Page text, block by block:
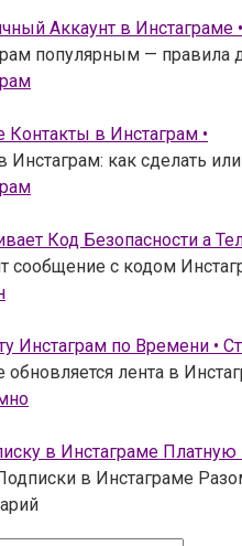
Аккаунт в
популярным — правила
Контакты в Инстаграм •
Инстаграм: как сделать
Код Безопасности а
сообщение с кодом
Инстаграм по Времени •
обновляется лента в
в Инстаграме Платную
в Инстаграме